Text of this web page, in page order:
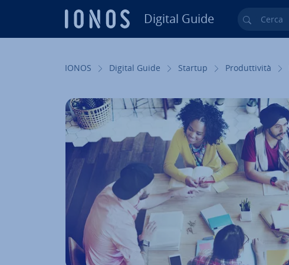
Digital Guide Cerca
IONOS Digital Guide Startup Pro­dut­ti­vi­tà